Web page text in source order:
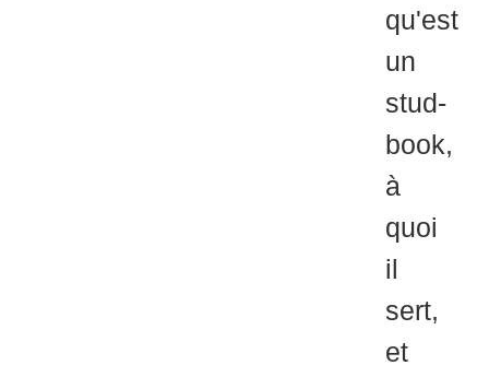
qu'est
un
stud-
book,
à
quoi
il
sert,
et